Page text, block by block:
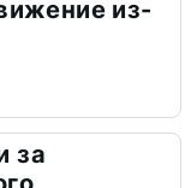
из-
за